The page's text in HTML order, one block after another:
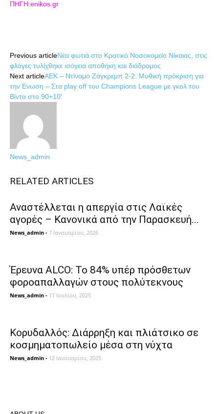
ΠΗΓΗ:enikos.gr
Previous articleΝέα φωτιά στο Κρατικό Νοσοκομείο Νίκαιας, στις
φλόγες τυλίχθηκε ισόγεια αποθήκη και διάδρομος
Next articleΑΕΚ – Ντίναμο Ζάγκρεμπ 2-2: Mυθική πρόκριση για
την Ενωση – Στα play off του Champions League με γκολ του
Βίντα στο 90+10′
News_admin
RELATED ARTICLES
Αναστέλλεται η απεργία στις Λαϊκές
αγορές – Κανονικά από την Παρασκευή...
News_admin - 7 Ιανουαρίου, 2026
Έρευνα ALCO: Το 84% υπέρ πρόσθετων
φοροαπαλλαγών στους πολύτεκνους
News_admin - 17 Ιουλίου, 2025
Κορυδαλλός: Διάρρηξη και πλιάτσικο σε
κοσμηματοπωλείο μέσα στη νύχτα
News_admin - 12 Ιανουαρίου, 2025